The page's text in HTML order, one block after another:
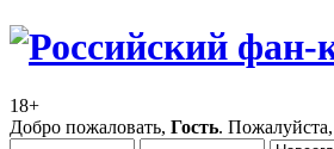
18+
Добро пожаловать, Гость. Пожалуйста,